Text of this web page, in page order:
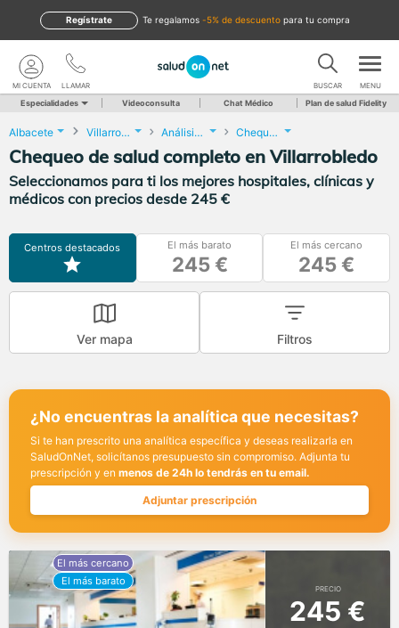
te regalamos -5% de descuento para tu compra
Regístrate
LLAMAR
MI CUENTA BUSCAR MENU
Especialidades Videoconsulta Chat Médico Plan de salud Fidelity
Albacete Villarrobledo Análisis Clínicos Chequeo de salud completo
Chequeo de salud completo en Villarrobledo
Seleccionamos para ti los mejores hospitales, clínicas y
médicos con precios desde 245 €
Centros destacados El más barato
245 €
El más cercano
245 €
Ver mapa Filtros
¿No encuentras la analítica que necesitas?
Si te han prescrito una analítica específica y deseas realizarla en
SaludOnNet, solicítanos presupuesto sin compromiso. Adjunta tu
prescripción y en menos de 24h lo tendrás en tu email.
Adjuntar prescripción
PRECIO
245 €